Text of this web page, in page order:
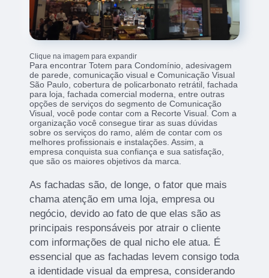
Clique na imagem para expandir
Para encontrar Totem para Condomínio, adesivagem
de parede, comunicação visual e Comunicação Visual
São Paulo, cobertura de policarbonato retrátil, fachada
para loja, fachada comercial moderna, entre outras
opções de serviços do segmento de Comunicação
Visual, você pode contar com a Recorte Visual. Com a
organização você consegue tirar as suas dúvidas
sobre os serviços do ramo, além de contar com os
melhores profissionais e instalações. Assim, a
empresa conquista sua confiança e sua satisfação,
que são os maiores objetivos da marca.
As fachadas são, de longe, o fator que mais
chama atenção em uma loja, empresa ou
negócio, devido ao fato de que elas são as
principais responsáveis por atrair o cliente
com informações de qual nicho ele atua. É
essencial que as fachadas levem consigo toda
a identidade visual da empresa, considerando